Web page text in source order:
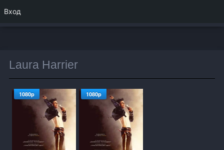
Laura Harrier
1080p 1080p
Вход